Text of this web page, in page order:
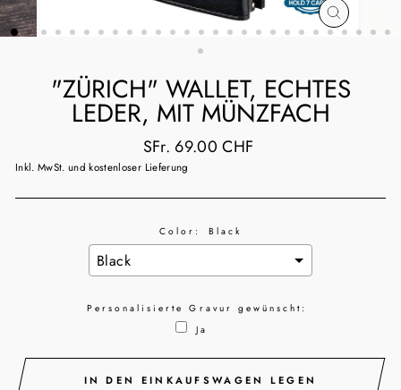
ESC)
"ZÜRICH" WALLET, ECHTES
LEDER, MIT MÜNZFACH
Normaler
Preis
SFr. 69.00 CHF
Inkl. MwSt. und kostenloser Lieferung
Color: Black
Personalisierte Gravur gewünscht:
Ja
Selection will addto the price
IN DEN EINKAUFSWAGEN LEGEN